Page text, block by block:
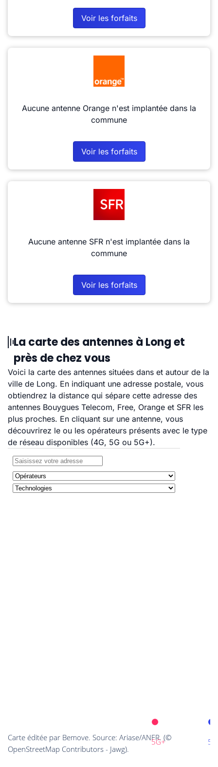
Voir les forfaits
Aucune antenne Orange n'est implantée dans la
commune
Voir les forfaits
Aucune antenne SFR n'est implantée dans la
commune
Voir les forfaits
La carte des antennes à Long et
près de chez vous
Voici la carte des antennes situées dans et autour de la
ville de Long. En indiquant une adresse postale, vous
obtiendrez la distance qui sépare cette adresse des
antennes Bouygues Telecom, Free, Orange et SFR les
plus proches. En cliquant sur une antenne, vous
découvrirez le ou les opérateurs présents avec le type
de réseau disponibles (4G, 5G ou 5G+).